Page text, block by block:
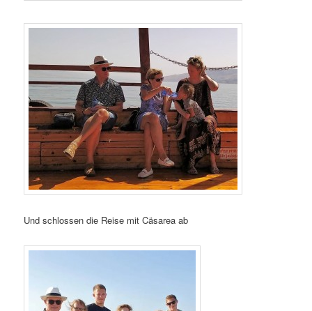
Und schlossen die Reise mit Cäsarea ab